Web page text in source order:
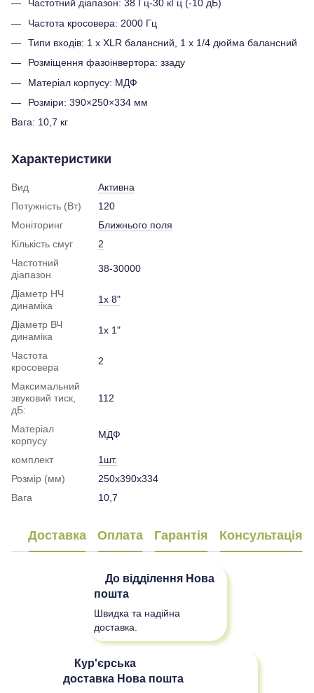
Частотний діапазон: 38 Гц-30 кГц (-10 дБ)
Частота кросовера: 2000 Гц
Типи входів: 1 x XLR балансний, 1 x 1/4 дюйма балансний
Розміщення фазоінвертора: ззаду
Матеріал корпусу: МДФ
Розміри: 390×250×334 мм
Вага: 10,7 кг
Характеристики
Вид
Активна
Потужність (Вт)
120
Моніторинг
Ближнього поля
Кількість смуг
2
Частотний
діапазон
38-30000
Діаметр НЧ
динаміка
1x 8"
Діаметр ВЧ
динаміка
1x 1"
Частота
кросовера
2
Максимальний
звуковий тиск,
дБ:
112
Матеріал
корпусу
МДФ
комплект
1шт.
Розмір (мм)
250x390x334
Вага
10,7
Доставка Оплата Гарантія Консультація
До відділення Нова
пошта
Швидка та надійна
доставка.
Кур'єрська
доставка Нова пошта